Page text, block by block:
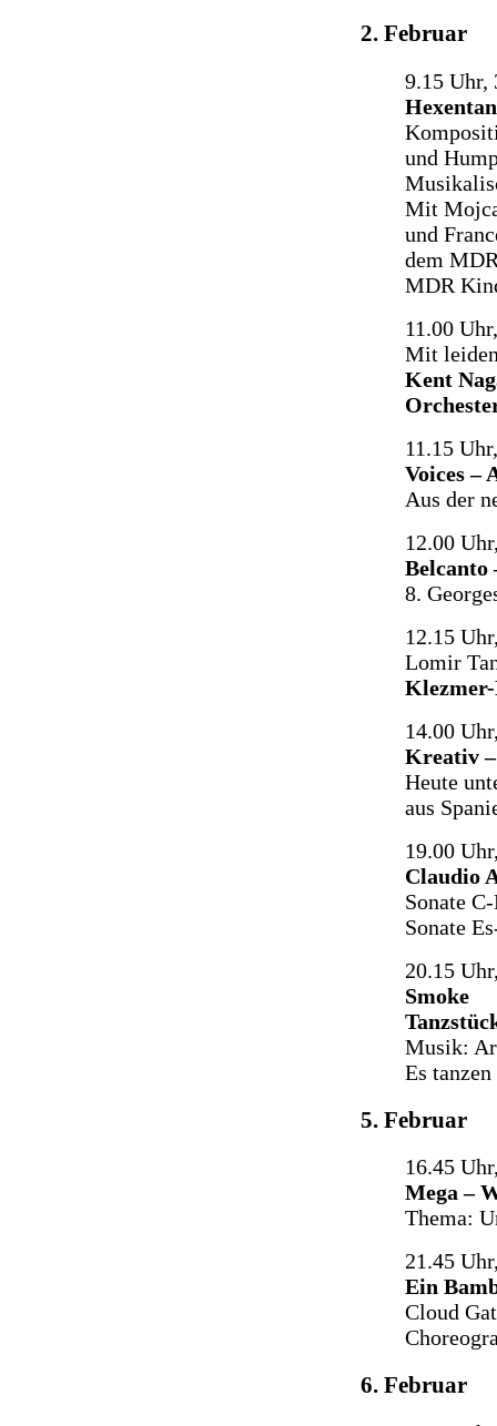
2. Februar
9.15 Uhr,
und
Mit
und
dem
MDR
11.00
Mit
Kent
11.15
Voices –
Aus der
12.00
Belcanto
8.
12.15
Lomir
14.00
Kreativ
Heute
aus
19.00
Claudio
Sonate
Sonate
20.15
Smoke
Musik:
Es
5. Februar
16.45
Mega –
Thema:
21.45
Ein
Cloud
6. Februar